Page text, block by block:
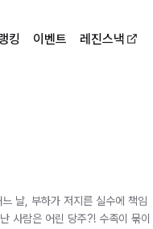
킹 이벤트 레진스낵
날, 부하가 저지른 실수에 책임
사람은 어린 당주?! 수족이 묶이